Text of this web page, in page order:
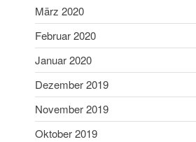
März 2020
Februar 2020
Januar 2020
Dezember 2019
November 2019
Oktober 2019